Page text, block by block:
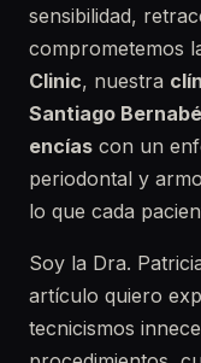
sensibilidad,
comprometemos
Clinic, nuestra
Santiago
encías con un
periodontal y
lo que cada
Soy la Dra.
artículo quiero
tecnicismos